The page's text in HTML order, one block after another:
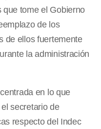
que tome el Gobierno
de los
de ellos fuertemente
la administración
en lo que
secretario de
respecto del Indec